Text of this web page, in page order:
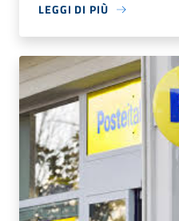
LEGGI DI PIÙ